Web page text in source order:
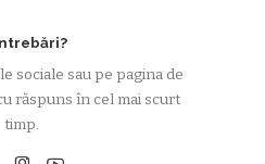
sociale sau pe pagina de
răspuns în cel mai scurt
timp.